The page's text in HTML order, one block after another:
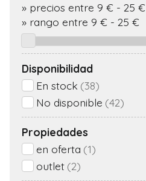
» precios entre 9 € - 25 €
» rango entre 9 € - 25 €
Disponibilidad
En stock (38)
No disponible (42)
Propiedades
en oferta (1)
outlet (2)